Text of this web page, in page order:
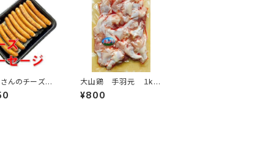
んのチーズフ
大山鶏 手羽元 １kg
入 1袋 約17本～19
本入
¥800